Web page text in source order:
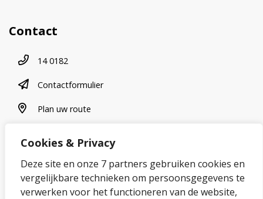
Cookies & Privacy
Deze site en onze 7 partners gebruiken cookies en
vergelijkbare technieken om persoonsgegevens te
verwerken voor het functioneren van de website,
Contact
Telefoonnummer
14 0182
contactformulier
Contactformulier
plan uw route
Plan uw route
Over onze website
Sitemap